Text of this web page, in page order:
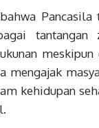
tantangan
mengajak
kehidupan